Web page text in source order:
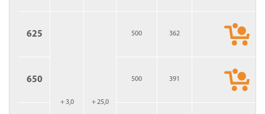
625
+ 3,0 + 25,0
500 362
650 500 391